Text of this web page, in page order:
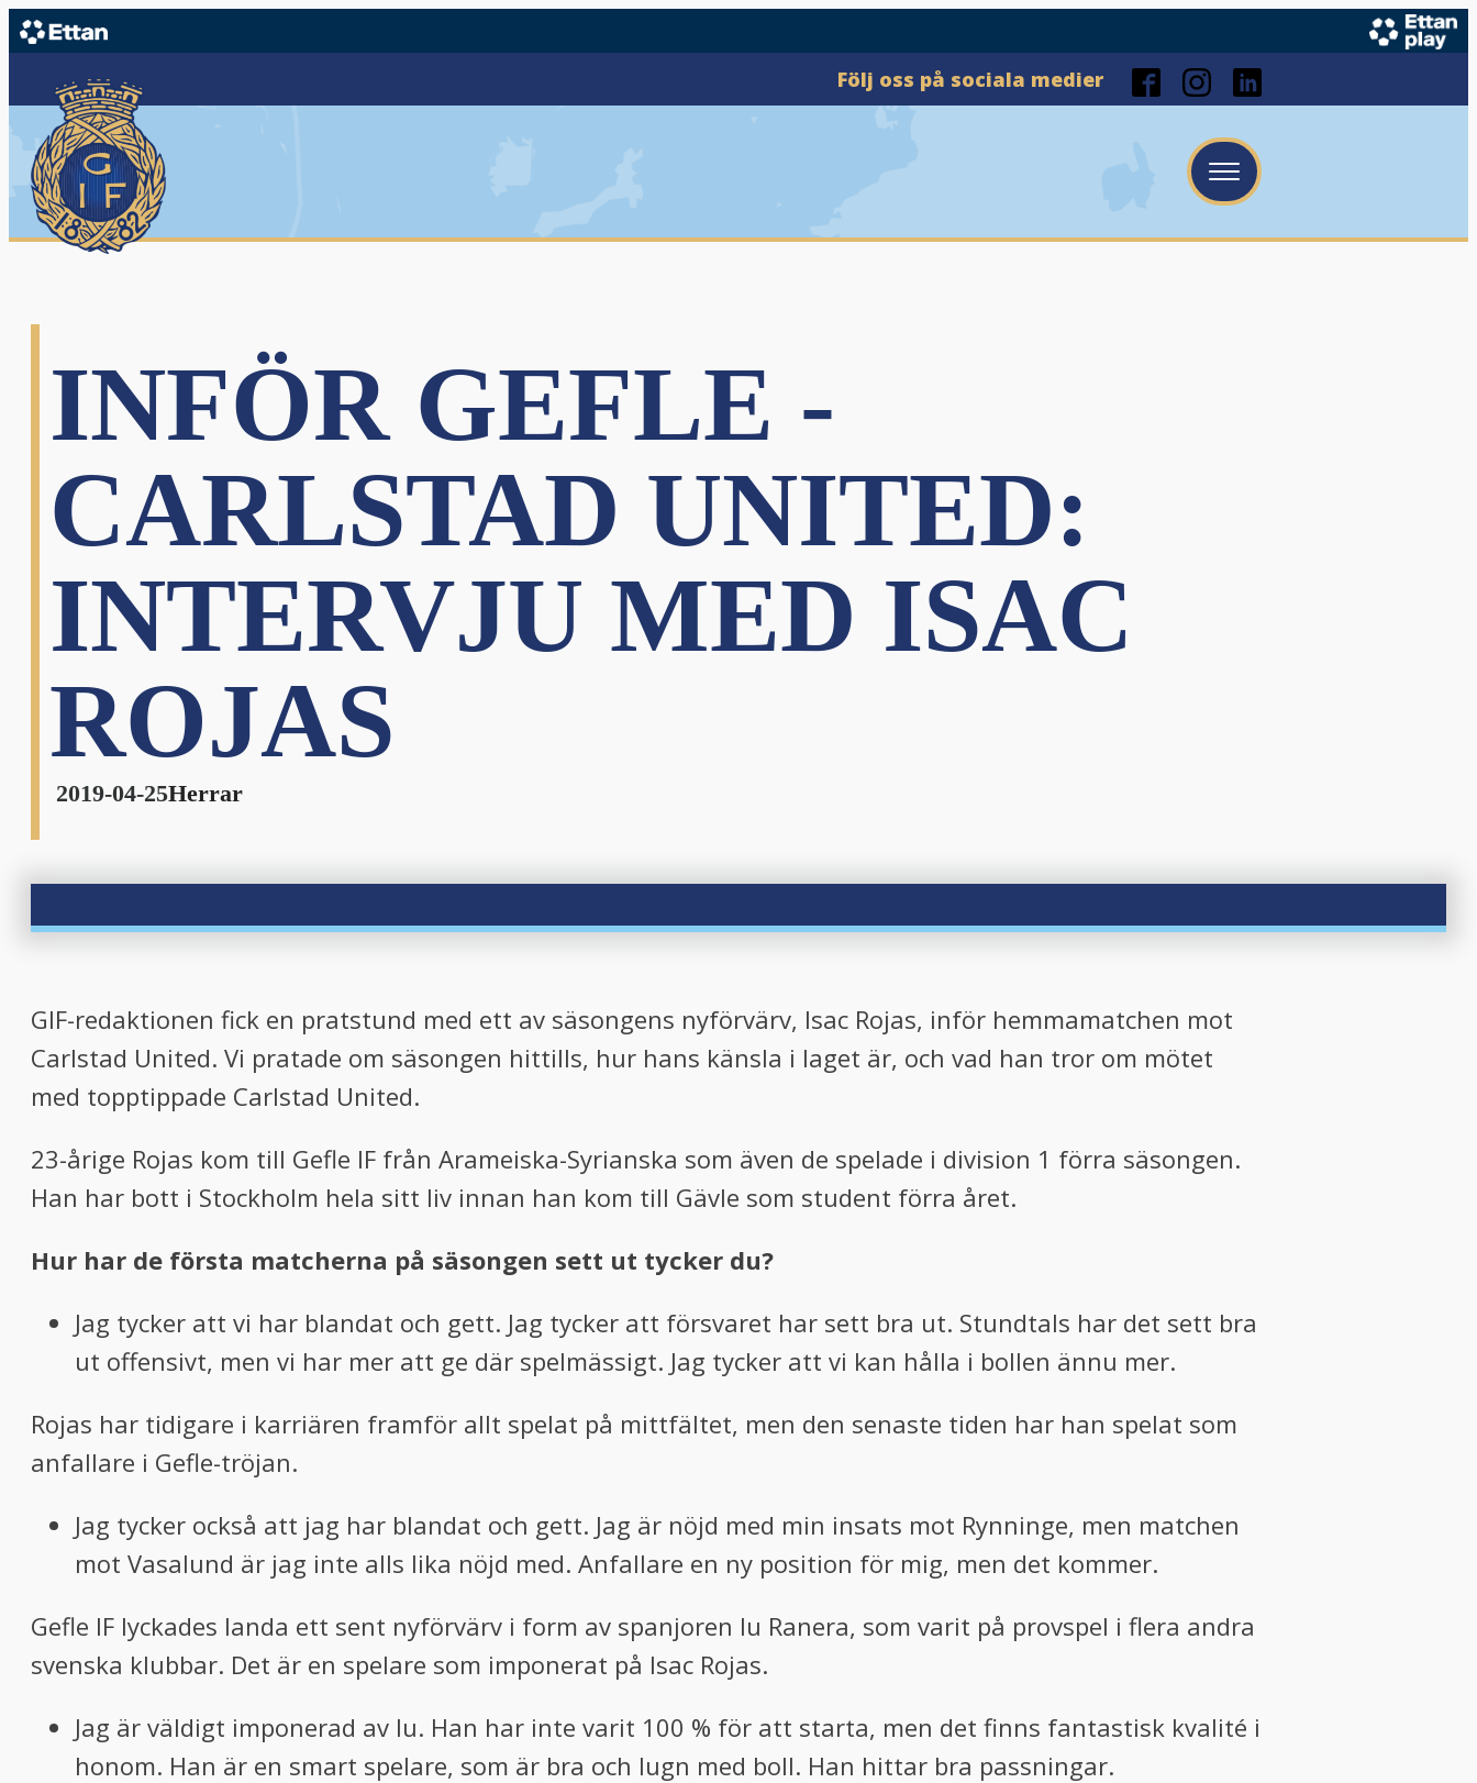
Följ oss på sociala medier
INFÖR GEFLE -
CARLSTAD UNITED:
INTERVJU MED ISAC
ROJAS
2019-04-25Herrar
GIF-redaktionen fick en pratstund med ett av säsongens nyförvärv, Isac Rojas, inför hemmamatchen mot
Carlstad United. Vi pratade om säsongen hittills, hur hans känsla i laget är, och vad han tror om mötet
med topptippade Carlstad United.
23-årige Rojas kom till Gefle IF från Arameiska-Syrianska som även de spelade i division 1 förra säsongen.
Han har bott i Stockholm hela sitt liv innan han kom till Gävle som student förra året.
Hur har de första matcherna på säsongen sett ut tycker du?
Jag tycker att vi har blandat och gett. Jag tycker att försvaret har sett bra ut. Stundtals har det sett bra
ut offensivt, men vi har mer att ge där spelmässigt. Jag tycker att vi kan hålla i bollen ännu mer.
Rojas har tidigare i karriären framför allt spelat på mittfältet, men den senaste tiden har han spelat som
anfallare i Gefle-tröjan.
Jag tycker också att jag har blandat och gett. Jag är nöjd med min insats mot Rynninge, men matchen
mot Vasalund är jag inte alls lika nöjd med. Anfallare en ny position för mig, men det kommer.
Gefle IF lyckades landa ett sent nyförvärv i form av spanjoren Iu Ranera, som varit på provspel i flera andra
svenska klubbar. Det är en spelare som imponerat på Isac Rojas.
Jag är väldigt imponerad av Iu. Han har inte varit 100 % för att starta, men det finns fantastisk kvalité i
honom. Han är en smart spelare, som är bra och lugn med boll. Han hittar bra passningar.